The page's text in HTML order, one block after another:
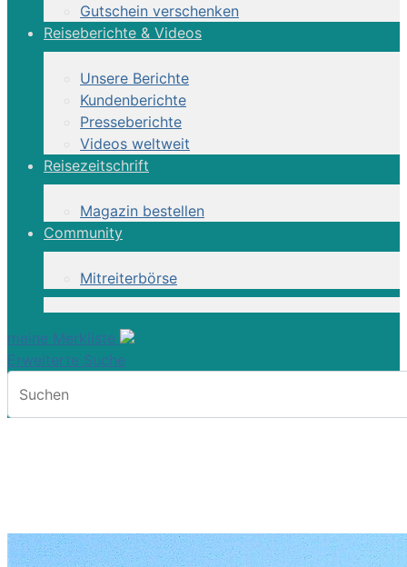
Gutschein verschenken
Reiseberichte & Videos
Unsere Berichte
Kundenberichte
Presseberichte
Videos weltweit
Reisezeitschrift
Magazin bestellen
Community
Mitreiterbörse
meine Merkliste
Erweiterte Suche